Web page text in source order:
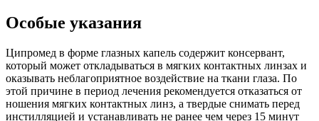
Особые указания
Ципромед в форме глазных капель содержит консервант,
который может откладываться в мягких контактных линзах и
оказывать неблагоприятное воздействие на ткани глаза. По
этой причине в период лечения рекомендуется отказаться от
ношения мягких контактных линз, а твердые снимать перед
инстилляцией и устанавливать не ранее чем через 15 минут